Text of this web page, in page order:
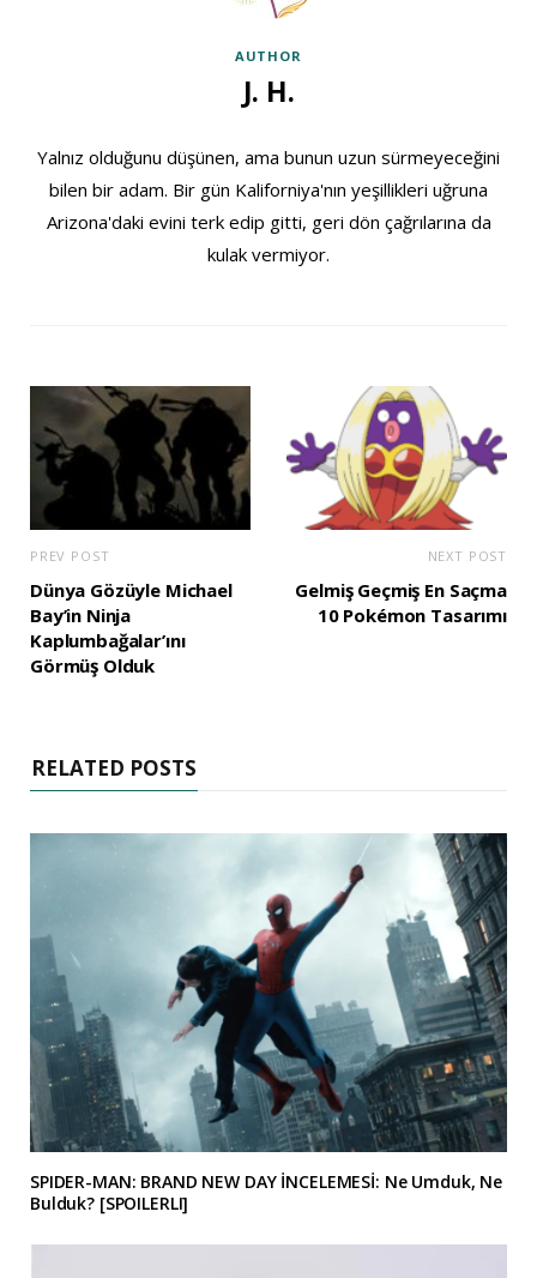
AUTHOR
J. H.
Yalnız olduğunu düşünen, ama bunun uzun sürmeyeceğini
bilen bir adam. Bir gün Kaliforniya'nın yeşillikleri uğruna
Arizona'daki evini terk edip gitti, geri dön çağrılarına da
kulak vermiyor.
PREV POST
Dünya Gözüyle Michael
Bay’in Ninja
Kaplumbağalar’ını
Görmüş Olduk
NEXT POST
Gelmiş Geçmiş En Saçma
10 Pokémon Tasarımı
RELATED POSTS
SPIDER-MAN: BRAND NEW DAY İNCELEMESİ: Ne Umduk, Ne
Bulduk? [SPOILERLI]